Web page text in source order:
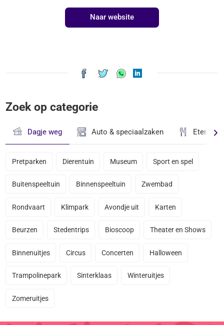
Naar website
Zoek op categorie
Dagje weg Auto & speciaalzaken Eten &
Pretparken Dierentuin Museum Sport en spel
Buitenspeeltuin Binnenspeeltuin Zwembad
Rondvaart Klimpark Avondje uit Karten
Beurzen Stedentrips Bioscoop Theater en Shows
Binnenuitjes Circus Concerten Halloween
Trampolinepark Sinterklaas Winteruitjes
Zomeruitjes